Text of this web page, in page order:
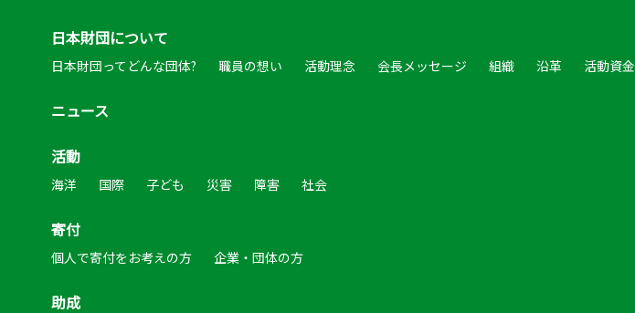
日本財団について
日本財団ってどんな団体? 職員の想い 活動理念 会長メッセージ 組織 沿革 活動資金
ニュース
活動
海洋 国際 子ども 災害 障害 社会
寄付
個人で寄付をお考えの方 企業・団体の方
助成